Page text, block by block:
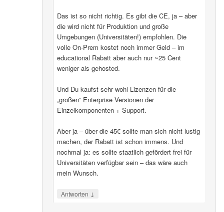
Das ist so nicht richtig. Es gibt die CE, ja – aber
die wird nicht für Produktion und große
Umgebungen (Universitäten!) empfohlen. Die
volle On-Prem kostet noch immer Geld – im
educational Rabatt aber auch nur ~25 Cent
weniger als gehosted.
Und Du kaufst sehr wohl Lizenzen für die
„großen“ Enterprise Versionen der
Einzelkomponenten + Support.
Aber ja – über die 45€ sollte man sich nicht lustig
machen, der Rabatt ist schon immens. Und
nochmal ja: es sollte staatlich gefördert frei für
Universitäten verfügbar sein – das wäre auch
mein Wunsch.
Antworten ↓